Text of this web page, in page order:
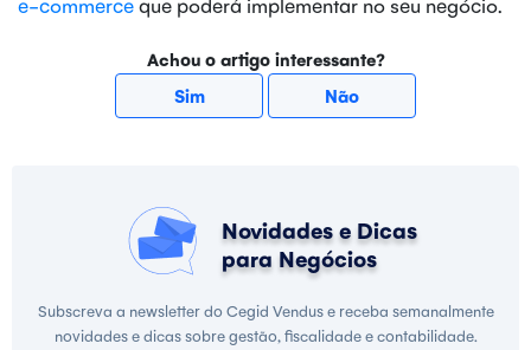
Achou o artigo interessante?
Sim
Não
Novidades e Dicas
para Negócios
Subscreva a newsletter do Cegid Vendus e receba semanalmente
novidades e dicas sobre gestão, fiscalidade e contabilidade.